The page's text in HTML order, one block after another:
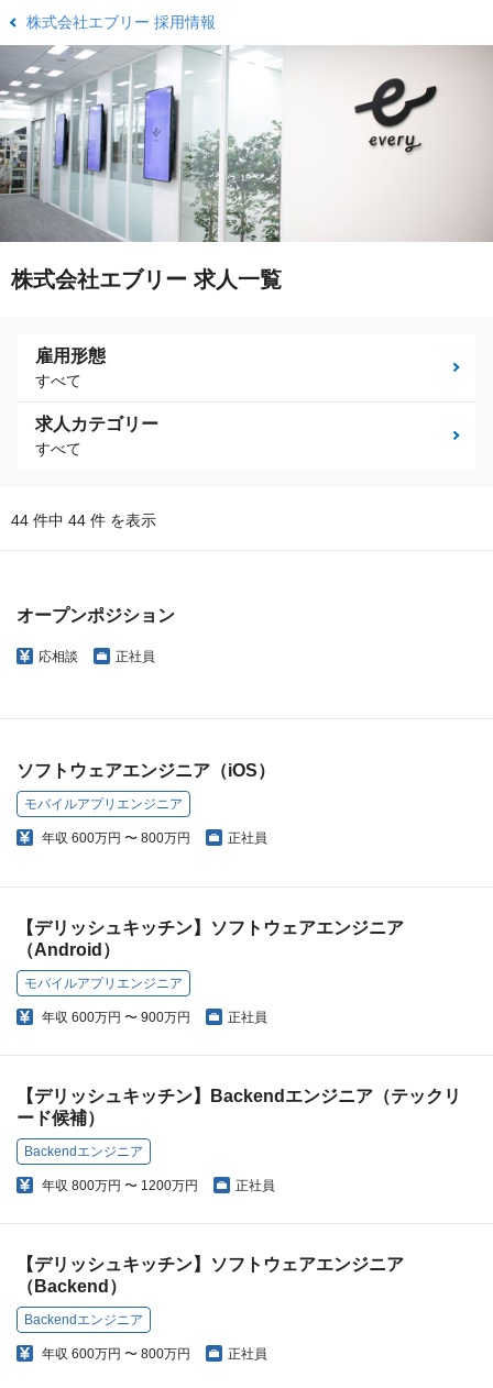
株式会社エブリー 採用情報
株式会社エブリー 求人一覧
雇用形態
すべて
求人カテゴリー
すべて
44 件中 44 件 を表示
オープンポジション
応相談 正社員
ソフトウェアエンジニア（iOS）
モバイルアプリエンジニア
年収 600万円 〜 800万円 正社員
【デリッシュキッチン】ソフトウェアエンジニア
（Android）
モバイルアプリエンジニア
年収 600万円 〜 900万円 正社員
【デリッシュキッチン】Backendエンジニア（テックリ
ード候補）
Backendエンジニア
年収 800万円 〜 1200万円 正社員
【デリッシュキッチン】ソフトウェアエンジニア
（Backend）
Backendエンジニア
年収 600万円 〜 800万円 正社員